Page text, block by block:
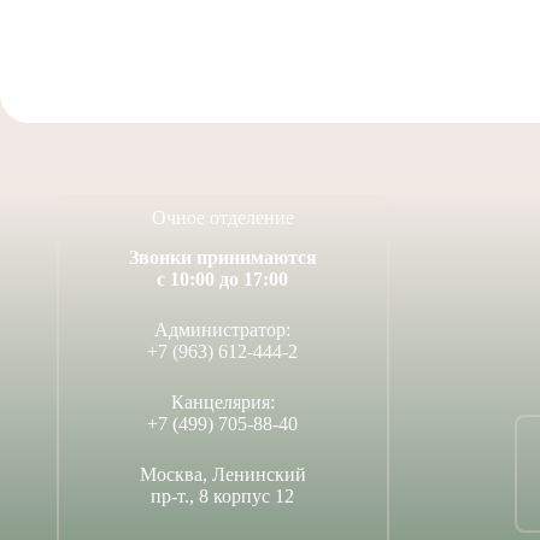
Очное отделение
Звонки принимаются
с 10:00 до 17:00
Администратор:
+7 (963) 612-444-2
Канцелярия:
+7 (499) 705-88-40
Москва, Ленинский
пр-т., 8 корпус 12